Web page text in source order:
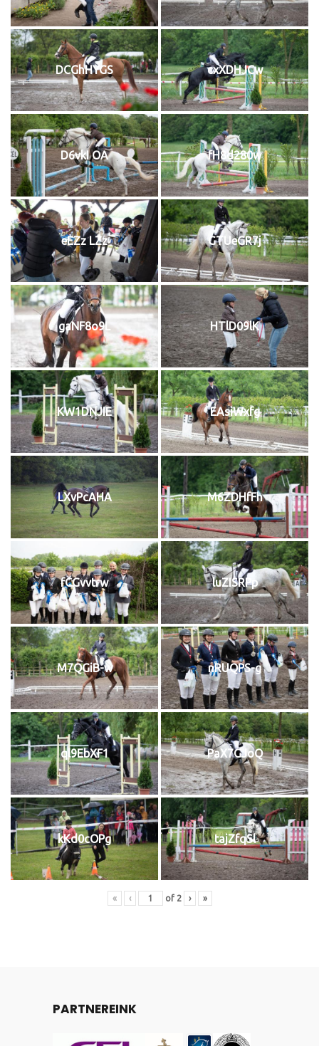
DCGhHYGS cxXDHJCw
D6vkI OA fH8d280w
eEZz LZz GTUeGR7j
gaNF8o9L HTlD09lK
KW1DNJIE EAsiWxfg
LXvPcAHA M6ZDHfFh
fCGvvtrw luZISRPp
M7QGiB-w nRUQPS-g
ql9EbXF1 PaX7GJoQ
kKd0cOPg tajZfqSl
« ‹ of 2 › »
PARTNEREINK